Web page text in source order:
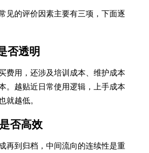
见的评价因素主要有三项，下面逐
否透明
费用，还涉及培训成本、维护成本
。越贴近日常使用逻辑，上手成本
就越低。
否高效
再到归档，中间流向的连续性是重